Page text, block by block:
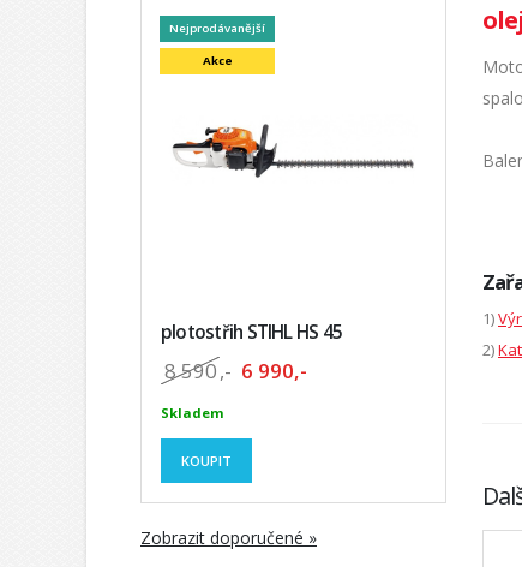
Nejprodávanější
Akce
plotostřih STIHL HS 45
8 590,- 6 990,-
Skladem
KOUPIT
Zobrazit doporučené »
1)
2)